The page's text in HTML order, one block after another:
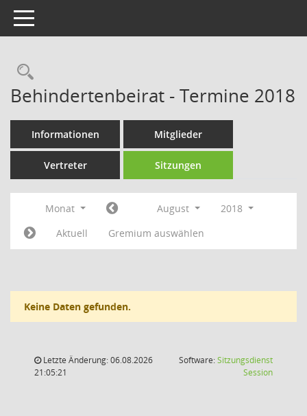
Toggle navigation
Rechercheauswahl
Behindertenbeirat - Termine 2018
Informationen Mitglieder
Vertreter Sitzungen
Monat August
2018
Aktuell
Gremium auswählen
Keine Daten gefunden.
Letzte Änderung: 06.08.2026
21:05:21
Software:Sitzungsdienst
Session(Wird in